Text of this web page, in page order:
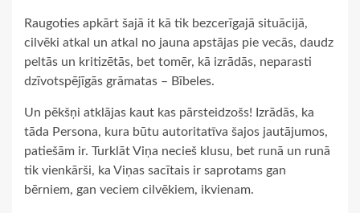
Raugoties apkārt šajā it kā tik bezcerīgajā situācijā,
cilvēki atkal un atkal no jauna apstājas pie vecās, daudz
peltās un kritizētās, bet tomēr, kā izrādās, neparasti
dzīvotspējīgās grāmatas – Bībeles.
Un pēkšņi atklājas kaut kas pārsteidzošs! Izrādās, ka
tāda Persona, kura būtu autoritatīva šajos jautājumos,
patiešām ir. Turklāt Viņa necieš klusu, bet runā un runā
tik vienkārši, ka Viņas sacītais ir saprotams gan
bērniem, gan veciem cilvēkiem, ikvienam.